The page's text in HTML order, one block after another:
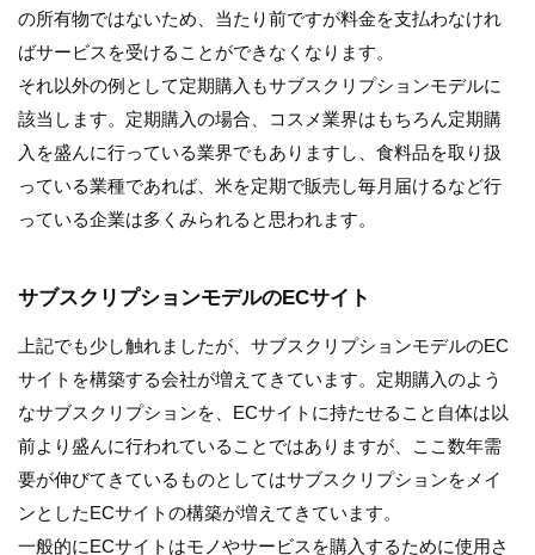
の所有物ではないため、当たり前ですが料金を支払わなけれ
ばサービスを受けることができなくなります。
それ以外の例として定期購入もサブスクリプションモデルに
該当します。定期購入の場合、コスメ業界はもちろん定期購
入を盛んに行っている業界でもありますし、食料品を取り扱
っている業種であれば、米を定期で販売し毎月届けるなど行
っている企業は多くみられると思われます。
サブスクリプションモデルのECサイト
上記でも少し触れましたが、サブスクリプションモデルのEC
サイトを構築する会社が増えてきています。定期購入のよう
なサブスクリプションを、ECサイトに持たせること自体は以
前より盛んに行われていることではありますが、ここ数年需
要が伸びてきているものとしてはサブスクリプションをメイ
ンとしたECサイトの構築が増えてきています。
一般的にECサイトはモノやサービスを購入するために使用さ